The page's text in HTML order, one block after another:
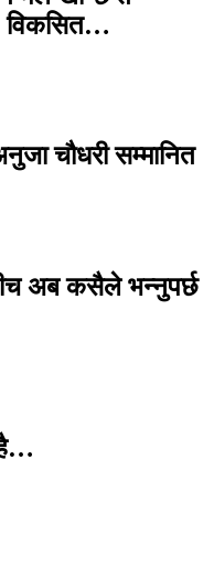
विकसित…
चौधरी सम्मानित
अब कसैले भन्नुपर्छ